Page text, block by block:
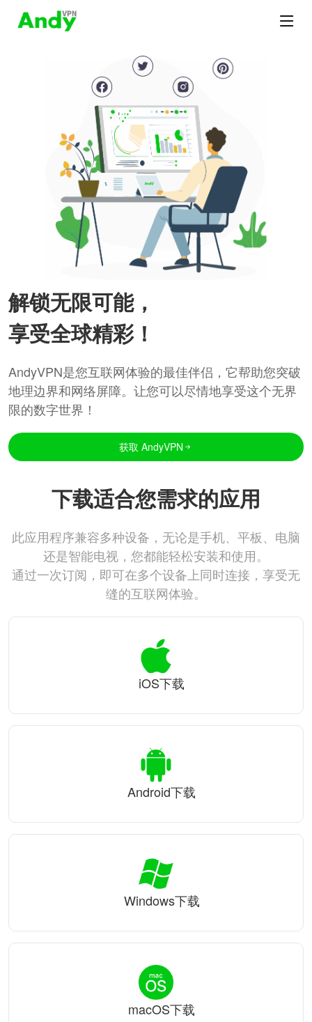
解锁无限可能，
享受全球精彩！
AndyVPN是您互联网体验的最佳伴侣，它帮助您突破
地理边界和网络屏障。让您可以尽情地享受这个无界
限的数字世界！
获取 AndyVPN
下载适合您需求的应用
此应用程序兼容多种设备，无论是手机、平板、电脑
还是智能电视，您都能轻松安装和使用。
通过一次订阅，即可在多个设备上同时连接，享受无
缝的互联网体验。
iOS下载
Android下载
Windows下载
macOS下载